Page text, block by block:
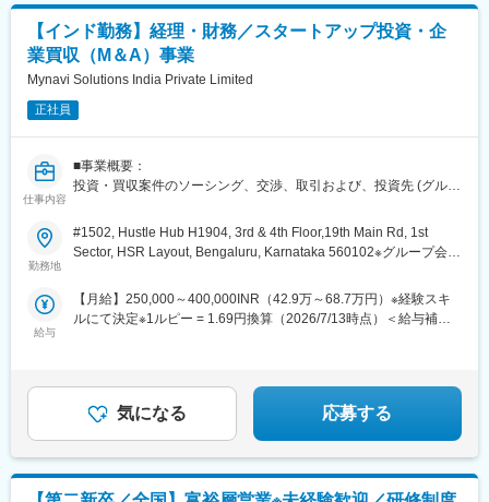
トワークについても大きく拡大していくことを検討しています。
■働き方
・残業：月35時間（19時までに退社している社員多数）
･テレワーク：週1~2回
※将来的に、本人の希望と適性に応じて海外駐在の可能性あり
く
事業会社や金融機関と協働に向けた議論やビジネス創出が可能で
す。
・最先端技術とトップクラスバンクのリソースを活用した、ダイ
ナミックなプロジェクトに携わることができます。
・業務を通じて、企画立案、戦略策定、マネジメントスキルの向
上を図ることができます。
【キャリアパスイメージ】
・部内および他部門への異動を重ね、語学力を活かした海外部門
の戦略企画のキャリアを築くケースや、海外PJをリーダーとして
あり）
・本人の希望・能力に応じて、MUBK内の企画担当、デジタル関
変更の範囲：会社の定める業務
【インド勤務】経理・財務／スタートアップ投資・企
業買収（M＆A）事業
Mynavi Solutions India Private Limited
正社員
仕事内容
■事業概要：
投資・買収案件のソーシング、交渉、取引および、投資先 (グルー
■職務内容：
ナビ本社経理部門との連携
-法定監査業務の現地チームのサポート、マイナビ本社との連携
-マイナビグループ監査の対応
■組織構成
・全体：5名(内日本人2名)
勤務地
#1502, Hustle Hub H1904, 3rd & 4th Floor,19th Main Rd, 1st
Sector, HSR Layout, Bengaluru, Karnataka 560102※グループ会社
給与
【月給】250,000～400,000INR（42.9万～68.7万円）※経験スキ
ルにて決定※1ルピー = 1.69円換算（2026/7/13時点）＜給与補足
気になる 応募する